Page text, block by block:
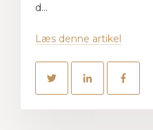
d...
Læs denne artikel